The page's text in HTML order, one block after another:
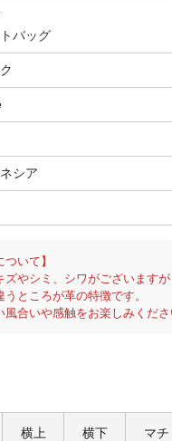
バッグ
シア
いて】
ズやシミ、シワがございますが
ところが革の特徴です。
合いや感触をお楽しみくださ
横上 横下 マチ